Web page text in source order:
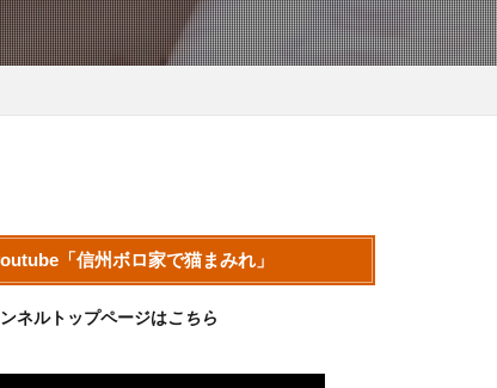
「信州ボロ家で猫まみれ」
ネルトップページはこちら